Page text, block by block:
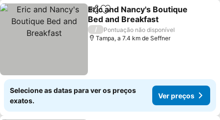
PartilharAdicionar aos favoritos
Eric and Nancy's Boutique
Bed and Breakfast
Ver preços
/
Pontuação não disponível
Tampa, a 7.4 km de Seffner
Selecione as datas para ver os preços
exatos.
Ver preços